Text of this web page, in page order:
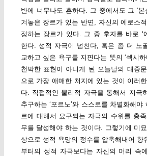
반에 너무나도 흔하다. 그 중에서도 그 ‘본
겨놓은 장르가 있는 반면, 자신의 에로스
정하는 장르가 있다. 그 중 후자를 바로 ‘
한다. 성적 자극이 넘친다, 혹은 좀 더 노
교하고 싶은 욕구를 지핀다는 뜻의 ‘섹시
천박한 표현이 아니게 된 오늘날의 대중
으로 가장 애매한 처지에 있는 것이 이러
다. 직접적인 물리적 자극을 통해서 지극
추구하는 ‘포르노’와 스스로를 차별화해
르에 대해서 요구되는 자극의 수위를 충
무를 달성해야 하는 것이다. 그렇기에 미
상으로 성적 욕망의 정수를 압축해내어 향
부터의 성적 자극보다는 자신의 머리 속